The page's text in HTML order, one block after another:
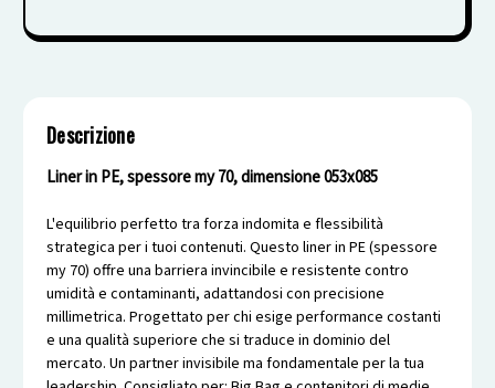
Descrizione
Liner in PE, spessore my 70, dimensione 053x085
L'equilibrio perfetto tra forza indomita e flessibilità
strategica per i tuoi contenuti. Questo liner in PE (spessore
my 70) offre una barriera invincibile e resistente contro
umidità e contaminanti, adattandosi con precisione
millimetrica. Progettato per chi esige performance costanti
e una qualità superiore che si traduce in dominio del
mercato. Un partner invisibile ma fondamentale per la tua